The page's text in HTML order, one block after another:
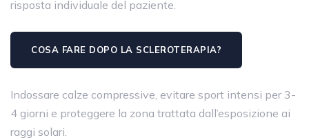
risposta individuale del paziente.
COSA FARE DOPO LA SCLEROTERAPIA?
Indossare calze compressive, evitare sport intensi per 3-
4 giorni e proteggere la zona trattata dall’esposizione ai
raggi solari.